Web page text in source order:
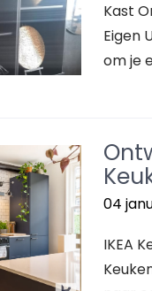
Kast
Eigen
om je
04
IKEA